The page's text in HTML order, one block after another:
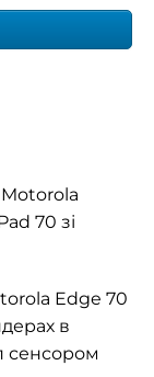
70 зі
Edge 70
в
сенсором